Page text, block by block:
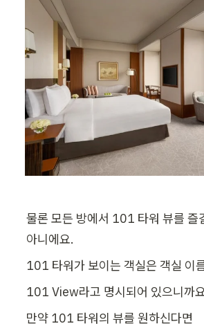
물론 모든 방에서 101 타워 뷰를 즐
아니에요.
101 타워가 보이는 객실은 객실 이
101 View라고 명시되어 있으니까
만약 101 타워의 뷰를 원하신다면